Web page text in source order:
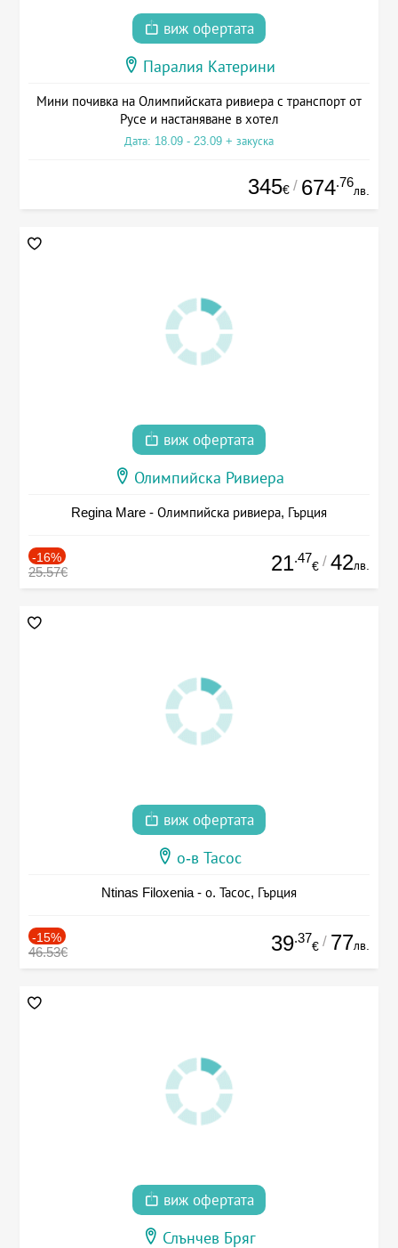
виж офертата
Паралия Катерини
Мини почивка на Олимпийската ривиера с транспорт от
Русе и настаняване в хотел
Дата: 18.09 - 23.09 + закуска
345€ / 674.76
лв.
виж офертата
Олимпийска Ривиера
Regina Mare - Олимпийска ривиера, Гърция
-16%
25.57€ 21.47
€ / 42лв.
виж офертата
о-в Тасос
Ntinas Filoxenia - о. Тасос, Гърция
-15%
46.53€ 39.37
€ / 77лв.
виж офертата
Слънчев Бряг